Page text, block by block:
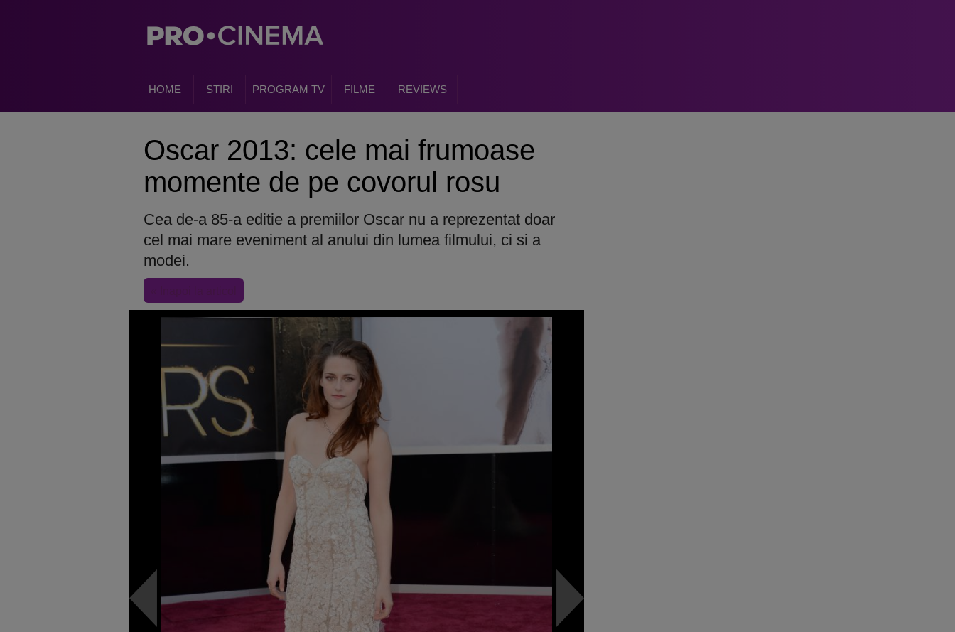
HOME STIRI PROGRAM TV FILME REVIEWS
Oscar 2013: cele mai frumoase
momente de pe covorul rosu
Cea de-a 85-a editie a premiilor Oscar nu a reprezentat doar
cel mai mare eveniment al anului din lumea filmului, ci si a
modei.